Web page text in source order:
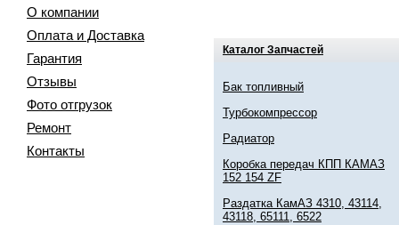
О компании
Оплата и Доставка
Гарантия
Отзывы
Фото отгрузок
Ремонт
Контакты
Каталог Запчастей
Бак топливный
Турбокомпрессор
Радиатор
Коробка передач КПП КАМАЗ
152 154 ZF
Раздатка КамАЗ 4310, 43114,
43118, 65111, 6522